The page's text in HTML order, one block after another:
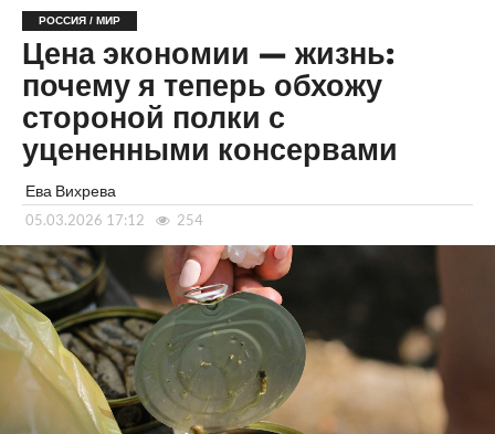
РОССИЯ / МИР
Цена экономии — жизнь:
почему я теперь обхожу
стороной полки с
уцененными консервами
Ева Вихрева
05.03.2026 17:12 254